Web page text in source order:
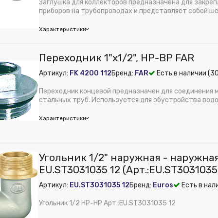
Заглушка для коллекторов предназначена для
приборов на трубопроводах и представляет собой
Характеристики
давление, бар:
10
Сталь
из публикации на веб-витрине mag1c:Нет
120
Переходник 1"х1/2", НР-ВР FAR
Артикул: FK 4200 112Бренд: FAR Есть в наличии
Переходник концевой предназначен для соединения
стальных труб. Используется для обустройства
Характеристики
давление, бар:10
Сталь
из публикации на веб-витрине mag1c:Нет
40
Угольник 1/2" наружная -
EU.ST3031035 12
Артикул: EU.ST3031035 12Бренд: Euros Есть в
Угольник 1/2 НР-НР Арт.:EU.ST3031035 12